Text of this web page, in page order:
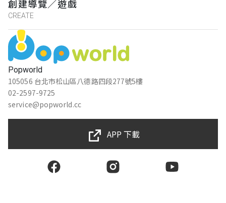
Popworld
105056 台北市松山區八德路四段277號5樓
02-2597-9725
service@popworld.cc
創建導覽／遊戲
CREATE
APP 下載